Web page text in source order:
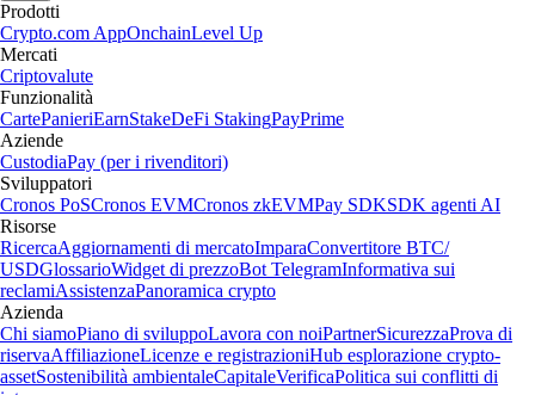
Prodotti
Crypto.com AppOnchainLevel Up
Mercati
Criptovalute
Funzionalità
CartePanieriEarnStakeDeFi StakingPayPrime
Aziende
CustodiaPay (per i rivenditori)
Sviluppatori
Cronos PoSCronos EVMCronos zkEVMPay SDKSDK agenti AI
Risorse
RicercaAggiornamenti di mercatoImparaConvertitore BTC/
USDGlossarioWidget di prezzoBot TelegramInformativa sui
reclamiAssistenzaPanoramica crypto
Azienda
Chi siamoPiano di sviluppoLavora con noiPartnerSicurezzaProva di
riservaAffiliazioneLicenze e registrazioniHub esplorazione crypto-
assetSostenibilità ambientaleCapitaleVerificaPolitica sui conflitti di